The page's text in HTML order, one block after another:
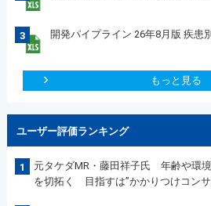
3 開発パイプライン 26年8月版 疾患
もっと見る
ユーザー評価ランキング
1
元タケダMR・藤田祥子氏 年齢や環
を切拓く 目指すは”かかりつけコンサ